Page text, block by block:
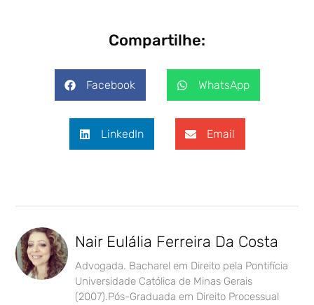
Compartilhe:
Facebook WhatsApp
LinkedIn Email
Nair Eulália Ferreira Da Costa
Advogada. Bacharel em Direito pela Pontifícia
Universidade Católica de Minas Gerais
(2007).Pós-Graduada em Direito Processual